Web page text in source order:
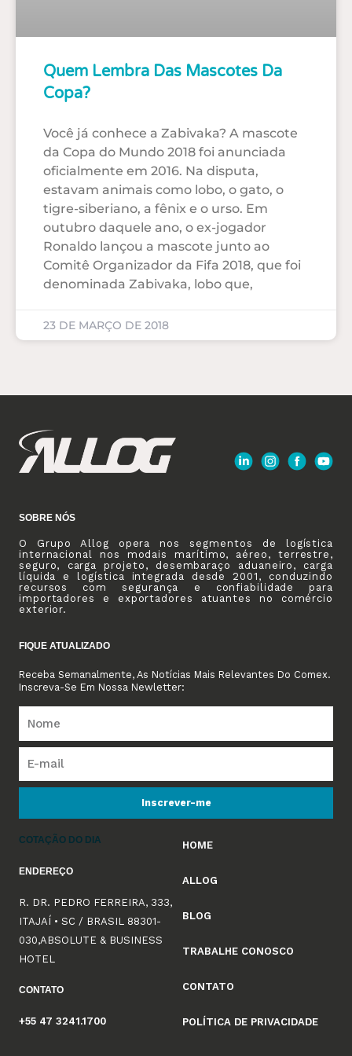
Quem Lembra Das Mascotes Da
Copa?
Você já conhece a Zabivaka? A mascote
da Copa do Mundo 2018 foi anunciada
oficialmente em 2016. Na disputa,
estavam animais como lobo, o gato, o
tigre-siberiano, a fênix e o urso. Em
outubro daquele ano, o ex-jogador
Ronaldo lançou a mascote junto ao
Comitê Organizador da Fifa 2018, que foi
denominada Zabivaka, lobo que,
23 DE MARÇO DE 2018
SOBRE NÓS
O Grupo Allog opera nos segmentos de logística
internacional nos modais marítimo, aéreo, terrestre,
seguro, carga projeto, desembaraço aduaneiro, carga
líquida e logística integrada desde 2001, conduzindo
recursos com segurança e confiabilidade para
importadores e exportadores atuantes no comércio
exterior.
FIQUE ATUALIZADO
Receba Semanalmente, As Notícias Mais Relevantes Do Comex.
Inscreva-Se Em Nossa Newletter:
Inscrever-me
COTAÇÃO DO DIA
ENDEREÇO
R. DR. PEDRO FERREIRA, 333,
ITAJAÍ • SC / BRASIL 88301-
030,ABSOLUTE & BUSINESS
HOTEL
CONTATO
+55 47 3241.1700
HOME
ALLOG
BLOG
TRABALHE CONOSCO
CONTATO
POLÍTICA DE PRIVACIDADE